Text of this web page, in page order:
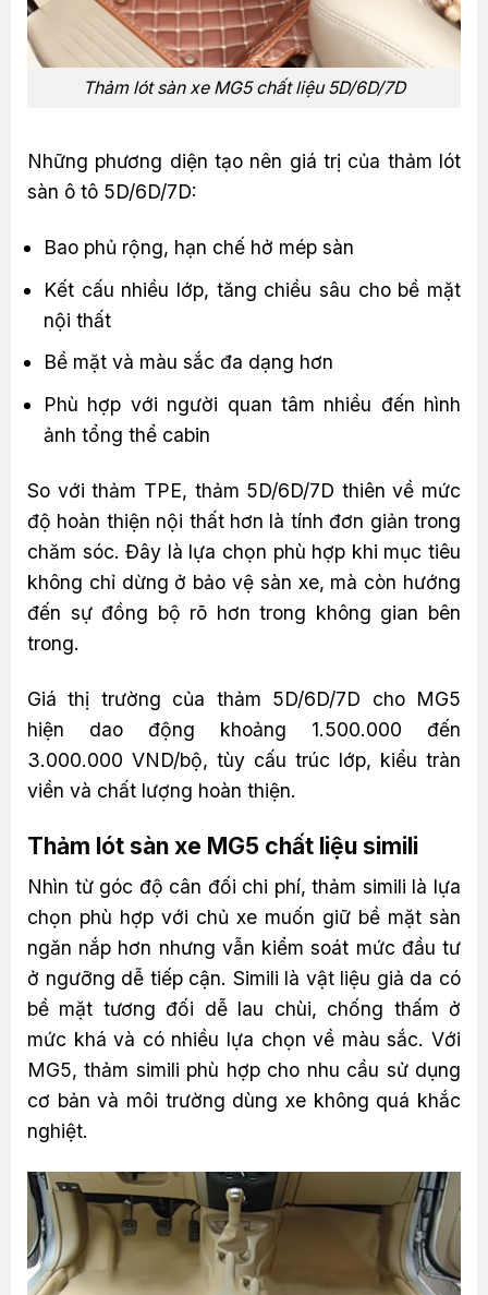
Thảm lót sàn xe MG5 chất liệu 5D/6D/7D
Những phương diện tạo nên giá trị của thảm lót
sàn ô tô 5D/6D/7D:
Bao phủ rộng, hạn chế hở mép sàn
Kết cấu nhiều lớp, tăng chiều sâu cho bề mặt
nội thất
Bề mặt và màu sắc đa dạng hơn
Phù hợp với người quan tâm nhiều đến hình
ảnh tổng thể cabin
So với thảm TPE, thảm 5D/6D/7D thiên về mức
độ hoàn thiện nội thất hơn là tính đơn giản trong
chăm sóc. Đây là lựa chọn phù hợp khi mục tiêu
không chỉ dừng ở bảo vệ sàn xe, mà còn hướng
đến sự đồng bộ rõ hơn trong không gian bên
trong.
Giá thị trường của thảm 5D/6D/7D cho MG5
hiện dao động khoảng 1.500.000 đến
3.000.000 VND/bộ, tùy cấu trúc lớp, kiểu tràn
viền và chất lượng hoàn thiện.
Thảm lót sàn xe MG5 chất liệu simili
Nhìn từ góc độ cân đối chi phí, thảm simili là lựa
chọn phù hợp với chủ xe muốn giữ bề mặt sàn
ngăn nắp hơn nhưng vẫn kiểm soát mức đầu tư
ở ngưỡng dễ tiếp cận. Simili là vật liệu giả da có
bề mặt tương đối dễ lau chùi, chống thấm ở
mức khá và có nhiều lựa chọn về màu sắc. Với
MG5, thảm simili phù hợp cho nhu cầu sử dụng
cơ bản và môi trường dùng xe không quá khắc
nghiệt.